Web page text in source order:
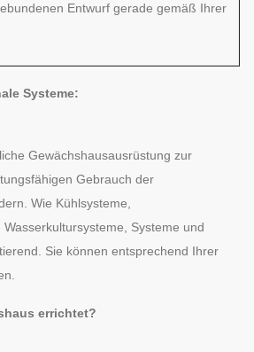
Entwurf gerade gemäß Ihrer
Systeme:
Gewächshausausrüstung zur
Gebrauch der
Wie Kühlsysteme,
Systeme und
Sie können entsprechend Ihrer
errichtet?